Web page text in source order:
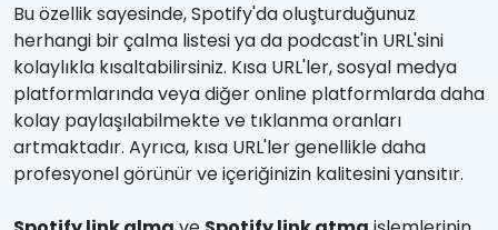
Bu özellik sayesinde, Spotify'da oluşturduğunuz
herhangi bir çalma listesi ya da podcast'in URL'sini
kolaylıkla kısaltabilirsiniz. Kısa URL'ler, sosyal medya
platformlarında veya diğer online platformlarda daha
kolay paylaşılabilmekte ve tıklanma oranları
artmaktadır. Ayrıca, kısa URL'ler genellikle daha
profesyonel görünür ve içeriğinizin kalitesini yansıtır.